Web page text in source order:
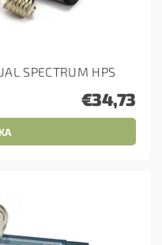
SPECTRUM HPS
€34,73